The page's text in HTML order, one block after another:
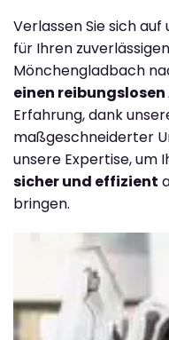
Verlassen Sie sich
für Ihren
Mönchengladbach
einen
Erfahrung, dank
maßgeschneiderter
unsere Expertise, um
sicher und effizient
bringen.